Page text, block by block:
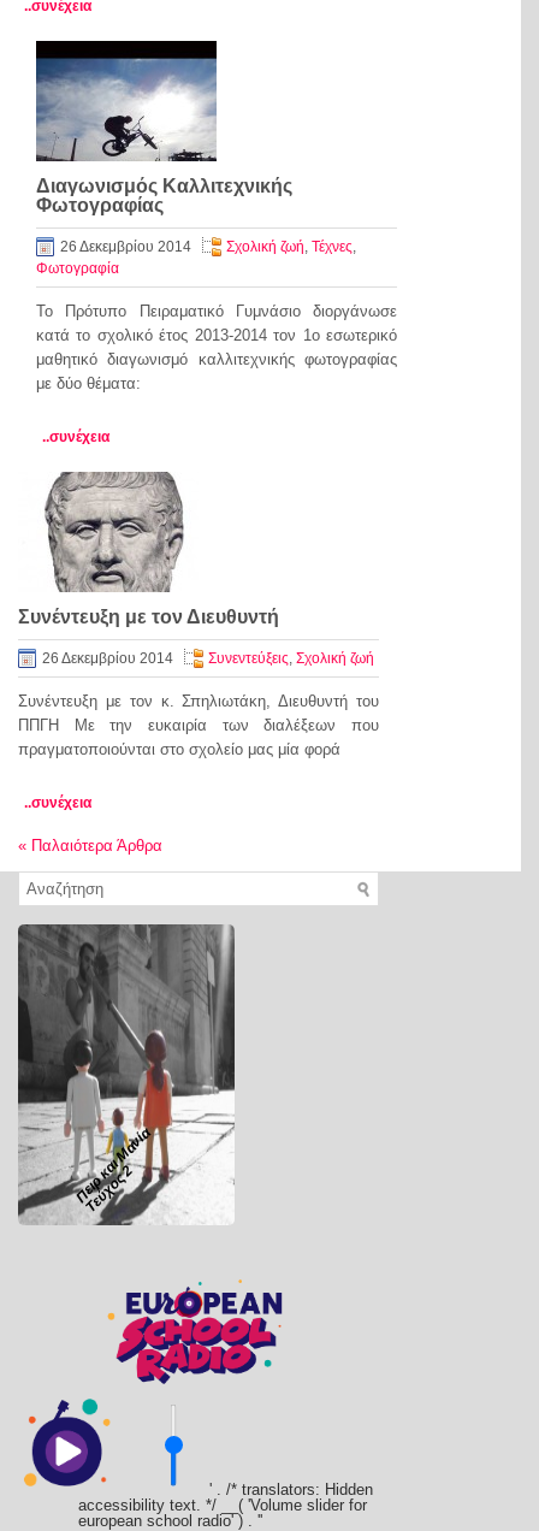
..συνέχεια
Διαγωνισμός Καλλιτεχνικής
Φωτογραφίας
26 Δεκεμβρίου 2014 Σχολική ζωή, Τέχνες,
Φωτογραφία
Το Πρότυπο Πειραματικό Γυμνάσιο διοργάνωσε
κατά το σχολικό έτος 2013-2014 τον 1ο εσωτερικό
μαθητικό διαγωνισμό καλλιτεχνικής φωτογραφίας
με δύο θέματα:
..συνέχεια
Συνέντευξη με τον Διευθυντή
26 Δεκεμβρίου 2014 Συνεντεύξεις, Σχολική ζωή
Συνέντευξη με τον κ. Σπηλιωτάκη, Διευθυντή του
ΠΠΓΗ Με την ευκαιρία των διαλέξεων που
πραγματοποιούνται στο σχολείο μας μία φορά
..συνέχεια
« Παλαιότερα Άρθρα
Πειρ και Μανία
Τεύχος 2
' . /* translators: Hidden
accessibility text. */ __( 'Volume slider for
european school radio' ) . ''